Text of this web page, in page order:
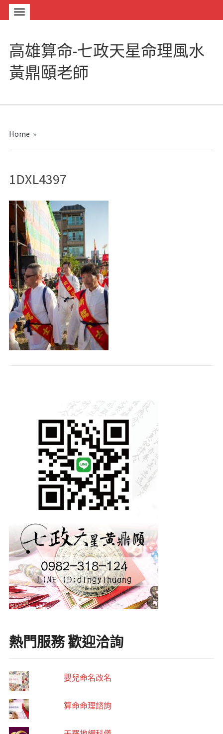
高雄算命-七政天星命理風水
黃鼎頤老師
Home »
1DXL4397
熱門服務 歡迎洽詢
嬰兒命名改名
算命命理諮詢